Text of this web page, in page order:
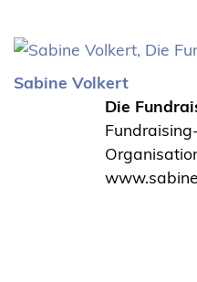
Sabine Volkert
Die